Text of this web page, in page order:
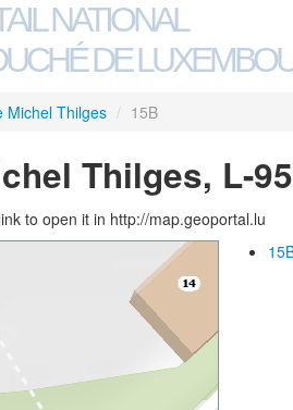
NATIONAL
DE
Michel Thilges / 15B
Thilges, L-
to open it in http://map.geoportal.lu